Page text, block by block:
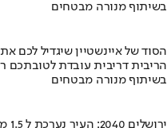
בשיתוף מנורה מבטחים
הסוד של איינשטיין שיגדיל לכם
הריבית דריבית עובדת לטובתכם
בשיתוף מנורה מבטחים
ירושלים 2040: העיר נערכת ל 1.5 מליון תושבים